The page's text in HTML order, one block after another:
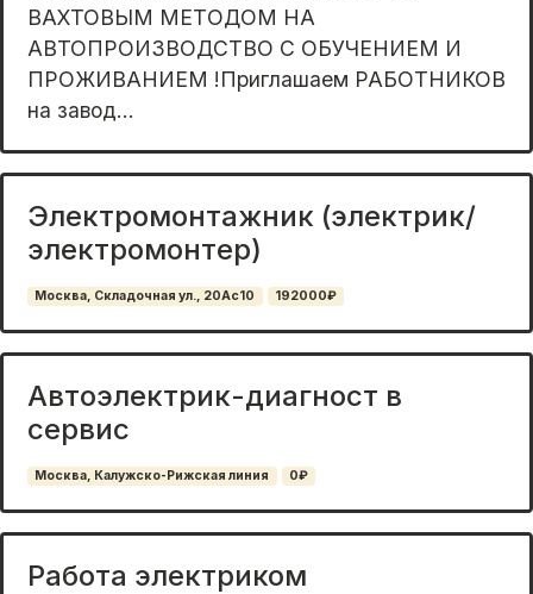
BAXТОВЫМ МЕTОДOМ НA
AВTOПРОИЗBОДСТВO С ОБУЧEНИЕM И
ПРOЖИBAHИЕМ !Приглaшaeм РАБОTHИКОВ
нa зaвод...
Электромонтажник (электрик/
электромонтер)
Москва, Складочная ул., 20Ас10 192000₽
Автоэлектрик-диагност в
сервис
Москва, Калужско-Рижская линия 0₽
Работа электриком